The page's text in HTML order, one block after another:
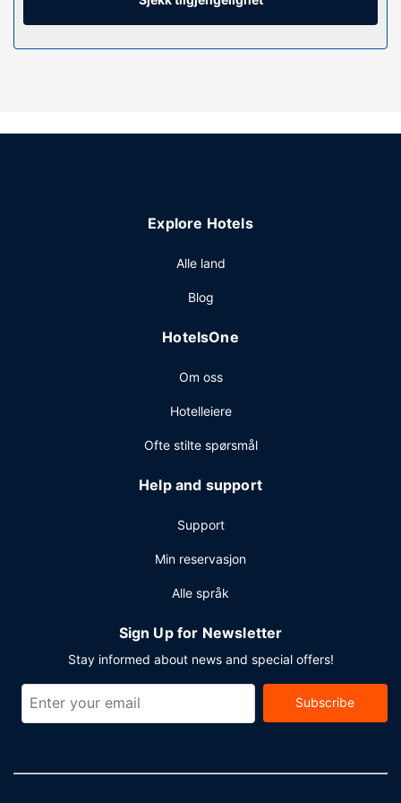
tjenester og peis i lobbyen.
Gjester har tilgang til blant annet et forretningssenter,
Explore Hotels
Alle land
Blog
HotelsOne
Om oss
Hotelleiere
Ofte stilte spørsmål
Help and support
Support
Min reservasjon
Alle språk
Sign Up for Newsletter
Stay informed about news and special offers!
Subscribe